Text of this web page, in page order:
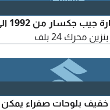
محرك 24 بلف
بلوحات صفراء